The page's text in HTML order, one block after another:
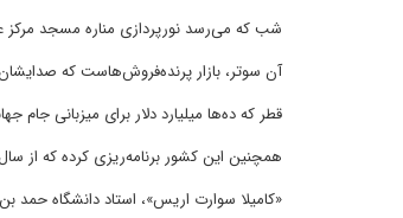
شب که می‌رسد نورپردازی مناره مسجد
آن سوتر، بازار پرنده‌فروش‌هاست که
قطر که ده‌ها میلیارد دلار برای میزبانی جام جهانی هزینه
همچنین این کشور برنامه‌ریزی کرده که از سال 2030 سالانه 6 میلیون گردشگر را جذب کند.
«کامیلا سوارت اریس»، استاد دانشگاه حمد